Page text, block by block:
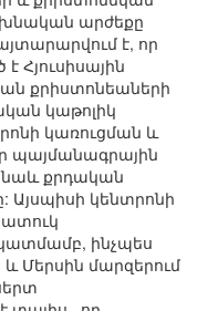
արժեքը
է, որ
Հյուսիսային
քրիստոնեաների
կաթոլիկ
կառուցման և
նաև քրդական
Այսպիսի կենտրոնի
ինչպես
Մերսին մարզերում